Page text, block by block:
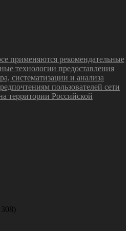
применяются рекомендательные
технологии предоставления
систематизации и анализа
пользователей сети
территории Российской